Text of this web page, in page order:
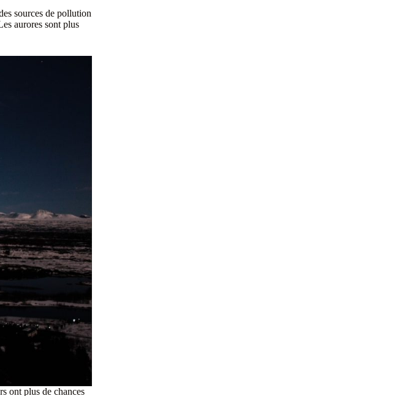
sources de pollution
aurores sont plus
ont plus de chances